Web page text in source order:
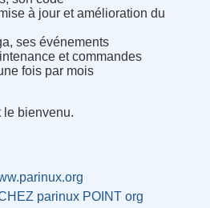
à jour et amélioration du
ses événements
et commandes
fois par mois
le bienvenu.
parinux POINT org